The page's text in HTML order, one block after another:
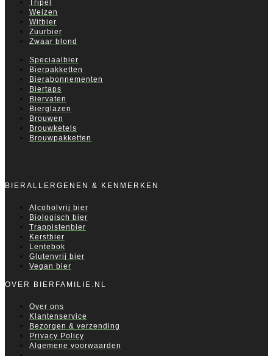
Tripel
Weizen
Witbier
Zuurbier
Zwaar blond
Speciaalbier
Bierpakketten
Bierabonnementen
Biertaps
Biervaten
Bierglazen
Brouwen
Brouwketels
Brouwpakketten
BIERALLERGENEN & KENMERKEN
Alcoholvrij bier
Biologisch bier
Trappistenbier
Kerstbier
Lentebok
Glutenvrij bier
Vegan bier
OVER BIERFAMILIE.NL
Over ons
Klantenservice
Bezorgen & verzending
Privacy Policy
Algemene voorwaarden